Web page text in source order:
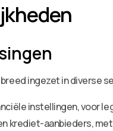
ingezet in diverse
instellingen, voor
krediet-aanbieders,